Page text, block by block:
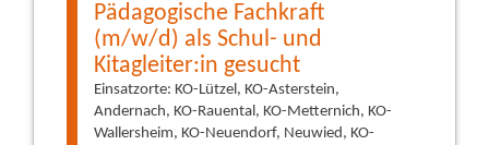
Pädagogische Fachkraft
(m/w/d) als Schul- und
Kitagleiter:in gesucht
Einsatzorte: KO-Lützel, KO-Asterstein,
Andernach, KO-Rauental, KO-Metternich, KO-
Wallersheim, KO-Neuendorf, Neuwied, KO-